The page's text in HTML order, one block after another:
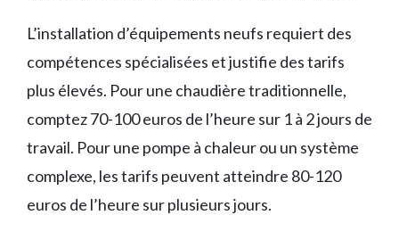
L’installation d’équipements neufs requiert des
compétences spécialisées et justifie des tarifs
plus élevés. Pour une chaudière traditionnelle,
comptez 70-100 euros de l’heure sur 1 à 2 jours de
travail. Pour une pompe à chaleur ou un système
complexe, les tarifs peuvent atteindre 80-120
euros de l’heure sur plusieurs jours.